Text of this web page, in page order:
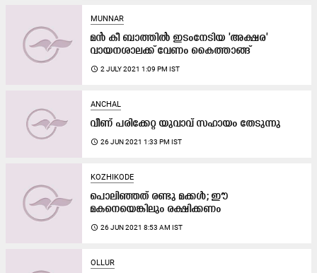
MUNNAR
മൻ കീ ബാത്തിൽ ഇടംനേടിയ 'അക്ഷര'
വായനശാലക്ക്​​ വേണം കൈത്താങ്ങ്
access_time 2 JULY 2021 1:09 PM IST
ANCHAL
വീണ് പരിക്കേറ്റ യുവാവ്​ സഹായം തേടുന്നു
access_time 26 JUN 2021 1:33 PM IST
KOZHIKODE
പൊലിഞ്ഞത്​ രണ്ടു മക്കൾ; ഈ
മകനെയെങ്കിലും രക്ഷിക്കണം
access_time 26 JUN 2021 8:53 AM IST
OLLUR